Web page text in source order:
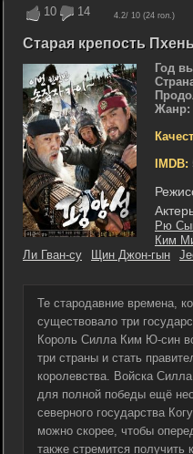
10 14 4.2/ 10 (24 гол.)
Старая крепость
Год
Жанр:
IMDB:
Рю
Ким
Ли Гван-су
Щин Джон-гын
Те стародавние времена,
существовало три
Король Силла Ким Ю-cин
три страны и стать
королевства. Войска
для полной победы ещё
северного государства
можно скорее, чтобы
также стремится получить